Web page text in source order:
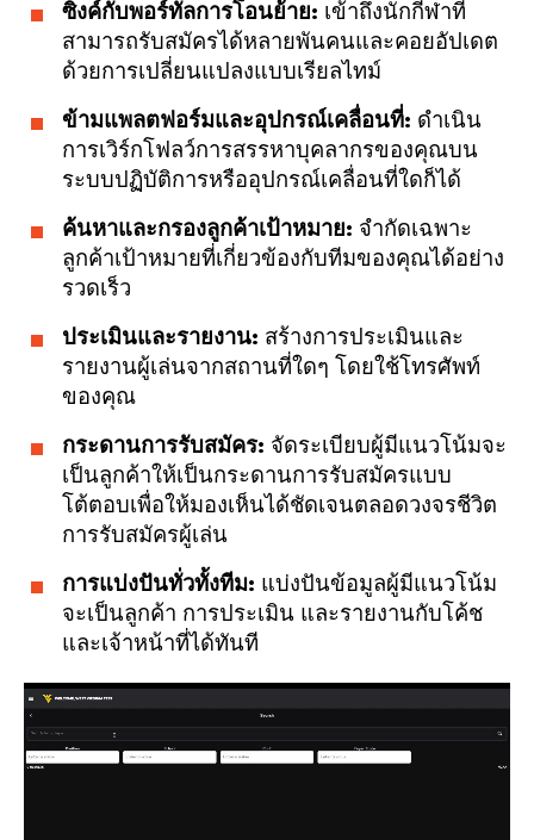
ซิงค์กับพอร์ทัลการโอนย้าย: เข้าถึงนักกีฬาที่
สามารถรับสมัครได้หลายพันคนและคอยอัปเดต
ด้วยการเปลี่ยนแปลงแบบเรียลไทม์
ข้ามแพลตฟอร์มและอุปกรณ์เคลื่อนที่: ดำเนิน
การเวิร์กโฟลว์การสรรหาบุคลากรของคุณบน
ระบบปฏิบัติการหรืออุปกรณ์เคลื่อนที่ใดก็ได้
ค้นหาและกรองลูกค้าเป้าหมาย: จำกัดเฉพาะ
ลูกค้าเป้าหมายที่เกี่ยวข้องกับทีมของคุณได้อย่าง
รวดเร็ว
ประเมินและรายงาน: สร้างการประเมินและ
รายงานผู้เล่นจากสถานที่ใดๆ โดยใช้โทรศัพท์
ของคุณ
กระดานการรับสมัคร: จัดระเบียบผู้มีแนวโน้มจะ
เป็นลูกค้าให้เป็นกระดานการรับสมัครแบบ
โต้ตอบเพื่อให้มองเห็นได้ชัดเจนตลอดวงจรชีวิต
การรับสมัครผู้เล่น
การแบ่งปันทั่วทั้งทีม: แบ่งปันข้อมูลผู้มีแนวโน้ม
จะเป็นลูกค้า การประเมิน และรายงานกับโค้ช
และเจ้าหน้าที่ได้ทันที